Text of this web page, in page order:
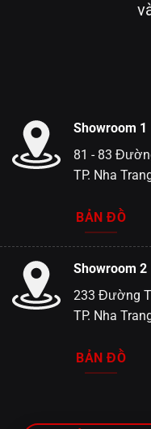
Showroom 1
81 - 83
TP. Nha
BẢN ĐỒ
Showroom 2
233 Đường
TP. Nha
BẢN ĐỒ